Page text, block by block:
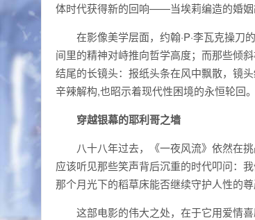
体时代获得新的回响——当埃莉编造的婚姻
在影像美学层面，约翰·P·李瓦克操
间里的精神对峙推向哲学高度；而那些倾
结尾的长镜头：报纸头条在风中飘散，镜
辛辣解构,也昭示着现代性困境的永恒轮回。
穿越银幕的耶利哥之墙
八十八年过去，《一夜风流》依然在
应该听见那些笑声背后沉重的时代叩问：
那个月光下的稻草床能否继续守护人性的尊
这部电影的伟大之处，在于它用爱情